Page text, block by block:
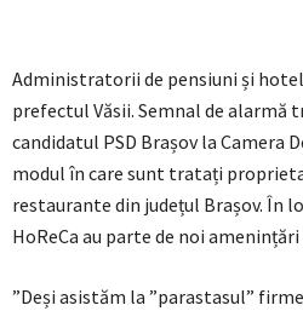
Administratorii de pensiuni și
prefectul Văsii. Semnal de alarmă
candidatul PSD Brașov la Camera
modul în care sunt tratați
restaurante din județul Brașov. În
HoReCa au parte de noi
”Deși asistăm la ”parastasul”